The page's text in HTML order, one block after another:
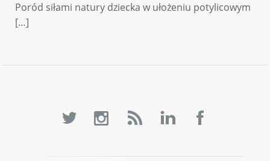
Poród siłami natury dziecka w ułożeniu potylicowym
[…]